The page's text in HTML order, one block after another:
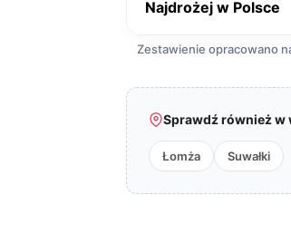
Najdrożej w Polsce
Zestawienie opracowano
Sprawdź również w
Łomża Suwałki